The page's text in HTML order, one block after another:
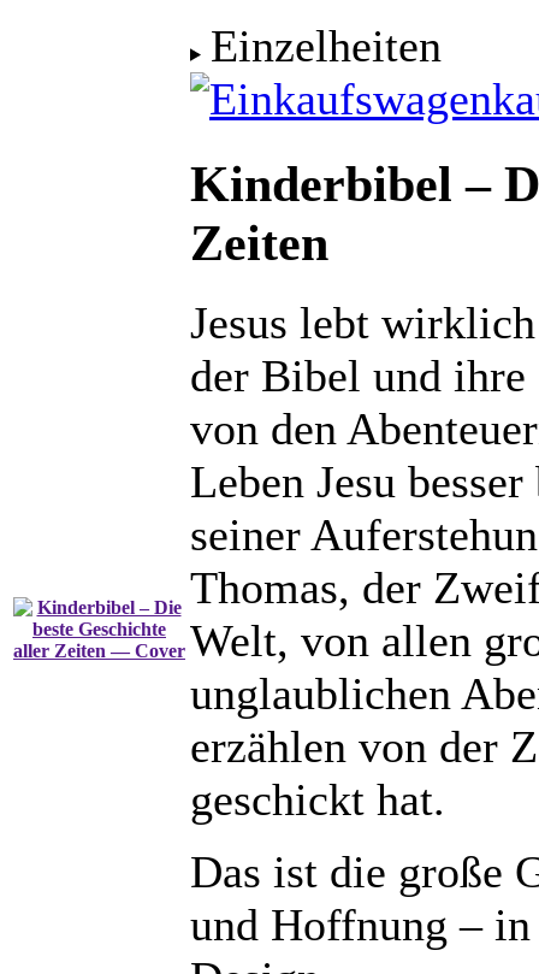
Einzelheiten
Kinderbibel –
Zeiten
Jesus lebt
der Bibel und
von den
Leben Jesu
seiner
Thomas, der
Welt, von allen
unglaublichen
erzählen von der
geschickt hat.
Das ist die große
und Hoffnung – in